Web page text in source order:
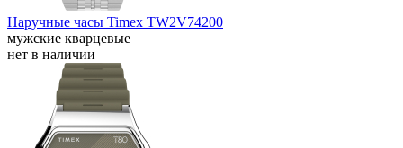
Наручные часы Timex TW2V74200
мужские кварцевые
нет в наличии